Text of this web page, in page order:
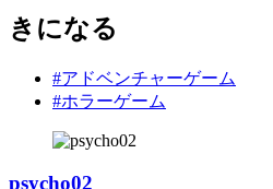
きになる
#アドベンチャーゲーム
#ホラーゲーム
psycho02